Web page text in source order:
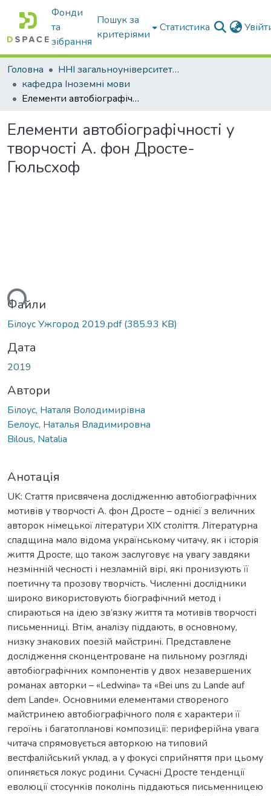
Фонди
та
зібрання
Пошук за
критеріями
Статистика
Головна
ННІ загальноуніверситетської підготовки
кафедра Іноземні мови
Елементи автобіографічності у творчості А. фон Дросте-Гюльсхоф
Елементи автобіографічності у
творчості А. фон Дросте-
Гюльсхоф
Файли
Білоус Ужгород 2019.pdf(385.93 KB)
Дата
2019
Автори
Білоус, Наталя Володимирівна
Белоус, Наталья Владимировна
Bilous, Natalia
Анотація
UK: Стаття присвячена дослідженню автобіографічних
мотивів у творчості А. фон Дросте – однієї з величних
авторок німецької літератури ХІХ століття. Літературна
спадщина мало відома українському читачу, як і історія
життя Дросте, що також заслуговує на увагу завдяки
незмінній чесності і незламній вірі, які пронизують її
поетичну та прозову творчість. Численні дослідники
широко використовують біографічний метод і
спираються на ідею зв’язку життя та мотивів творчості
письменниці. Втім, аналізу піддають, в основному,
низку знакових поезій майстрині. Представлене
дослідження сконцентроване на пильному розгляді
автобіографічних компонентів у двох незавершених
романах авторки – «Ledwina» та «Bei uns zu Lande auf
dem Lande». Основними елементами створеного
майстринею автобіографічного поля є характери її
героїнь і багатопланові композиції: периферійна увага
читача спрямовується авторкою на типовий
вестфалійський уклад, а у фокусі сприйняття при цьому
опиняється локус родини. Сучасні Дросте тенденції
еволюції стосунків поколінь піддаються письменницею